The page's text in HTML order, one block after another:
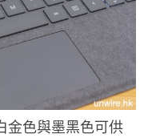
金色與墨黑色可供